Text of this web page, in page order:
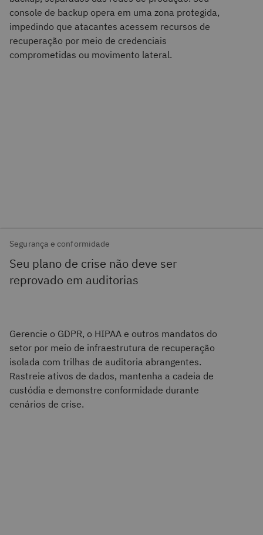
console de backup opera em uma zona protegida,
impedindo que atacantes acessem recursos de
recuperação por meio de credenciais
comprometidas ou movimento lateral.
Segurança e conformidade
Seu plano de crise não deve ser
reprovado em auditorias
Gerencie o GDPR, o HIPAA e outros mandatos do
setor por meio de infraestrutura de recuperação
isolada com trilhas de auditoria abrangentes.
Rastreie ativos de dados, mantenha a cadeia de
custódia e demonstre conformidade durante
cenários de crise.